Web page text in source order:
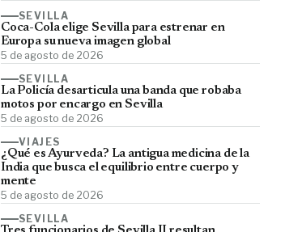
SEVILLA
Coca-Cola elige Sevilla para estrenar en
Europa su nueva imagen global
5 de agosto de 2026
SEVILLA
La Policía desarticula una banda que robaba
motos por encargo en Sevilla
5 de agosto de 2026
VIAJES
¿Qué es Ayurveda? La antigua medicina de la
India que busca el equilibrio entre cuerpo y
mente
5 de agosto de 2026
SEVILLA